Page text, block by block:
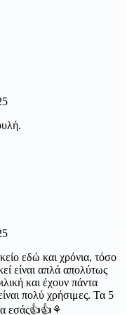
εδώ και χρόνια, τόσο
είναι απλά απολύτως
και έχουν πάντα
πολύ χρήσιμες. Τα 5
εσάς👍👍⚘️